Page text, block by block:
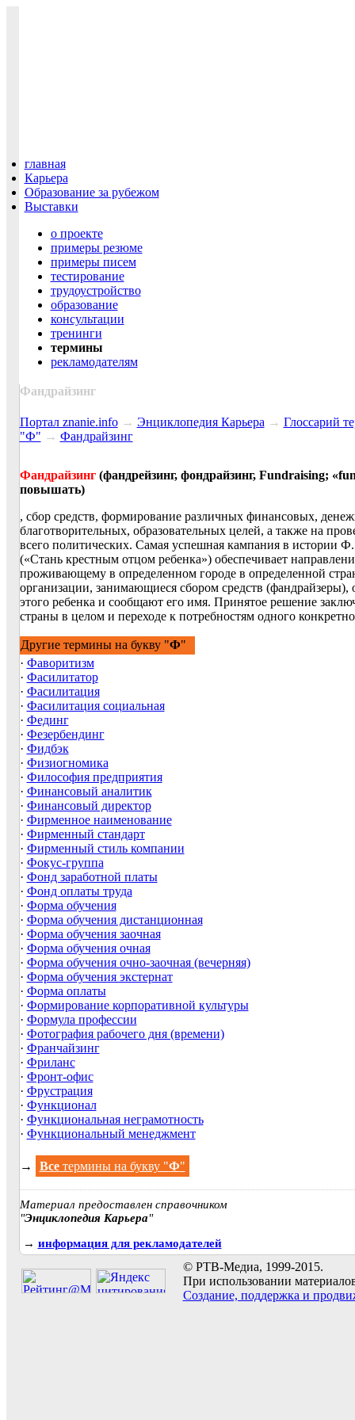
главная
Карьера
Образование за рубежом
Выставки
о проекте
примеры резюме
примеры писем
тестирование
трудоустройство
образование
консультации
тренинги
термины
рекламодателям
Фандрайзинг
Портал znanie.info→ Энциклопедия Карьера → Глосcарий
"Ф" → Фандрайзинг
Фандрайзинг (фандрейзинг, фондрайзинг, Fundraising;
повышать)
, сбор средств, формирование различных финансовых,
благотворительных, образовательных целей, а также на
всего политических. Самая успешная кампания в истории
(«Стань крестным отцом ребенка») обеспечивает
проживающему в определенном городе в определенной
организации, занимающиеся сбором средств
этого ребенка и сообщают его имя. Принятое решение
страны в целом и переходе к потребностям одного
Другие термины на букву "Ф"
· Фаворитизм
· Фасилитатор
· Фасилитация
· Фасилитация социальная
· Фединг
· Фезербендинг
· Фидбэк
· Физиогномика
· Философия предприятия
· Финансовый аналитик
· Финансовый директор
· Фирменное наименование
· Фирменный стандарт
· Фирменный стиль компании
· Фокус-группа
· Фонд заработной платы
· Фонд оплаты труда
· Форма обучения
· Форма обучения дистанционная
· Форма обучения заочная
· Форма обучения очная
· Форма обучения очно-заочная (вечерняя)
· Форма обучения экстернат
· Форма оплаты
· Формирование корпоративной культуры
· Формула профессии
· Фотография рабочего дня (времени)
· Франчайзинг
· Фриланс
· Фронт-офис
· Фрустрация
· Функционал
· Функциональная неграмотность
· Функциональный менеджмент
→ Всетермины на букву "Ф"
Материал предоставлен справочником
"Энциклопедия Карьера"
→ информация для рекламодателей
© РТВ-Медиа, 1999-2015.
При использовании
Создание, поддержка и